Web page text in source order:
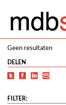
Geen resultaten
DELEN
FILTER: